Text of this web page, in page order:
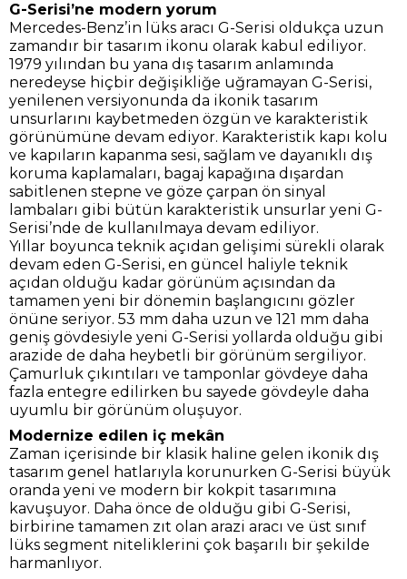
G-Serisi’ne modern yorum
Mercedes-Benz’in lüks aracı G-Serisi oldukça uzun
zamandır bir tasarım ikonu olarak kabul ediliyor.
1979 yılından bu yana dış tasarım anlamında
neredeyse hiçbir değişikliğe uğramayan G-Serisi,
yenilenen versiyonunda da ikonik tasarım
unsurlarını kaybetmeden özgün ve karakteristik
görünümüne devam ediyor. Karakteristik kapı kolu
ve kapıların kapanma sesi, sağlam ve dayanıklı dış
koruma kaplamaları, bagaj kapağına dışardan
sabitlenen stepne ve göze çarpan ön sinyal
lambaları gibi bütün karakteristik unsurlar yeni G-
Serisi’nde de kullanılmaya devam ediliyor.
Yıllar boyunca teknik açıdan gelişimi sürekli olarak
devam eden G-Serisi, en güncel haliyle teknik
açıdan olduğu kadar görünüm açısından da
tamamen yeni bir dönemin başlangıcını gözler
önüne seriyor. 53 mm daha uzun ve 121 mm daha
geniş gövdesiyle yeni G-Serisi yollarda olduğu gibi
arazide de daha heybetli bir görünüm sergiliyor.
Çamurluk çıkıntıları ve tamponlar gövdeye daha
fazla entegre edilirken bu sayede gövdeyle daha
uyumlu bir görünüm oluşuyor.
Modernize edilen iç mekân
Zaman içerisinde bir klasik haline gelen ikonik dış
tasarım genel hatlarıyla korunurken G-Serisi büyük
oranda yeni ve modern bir kokpit tasarımına
kavuşuyor. Daha önce de olduğu gibi G-Serisi,
birbirine tamamen zıt olan arazi aracı ve üst sınıf
lüks segment niteliklerini çok başarılı bir şekilde
harmanlıyor.